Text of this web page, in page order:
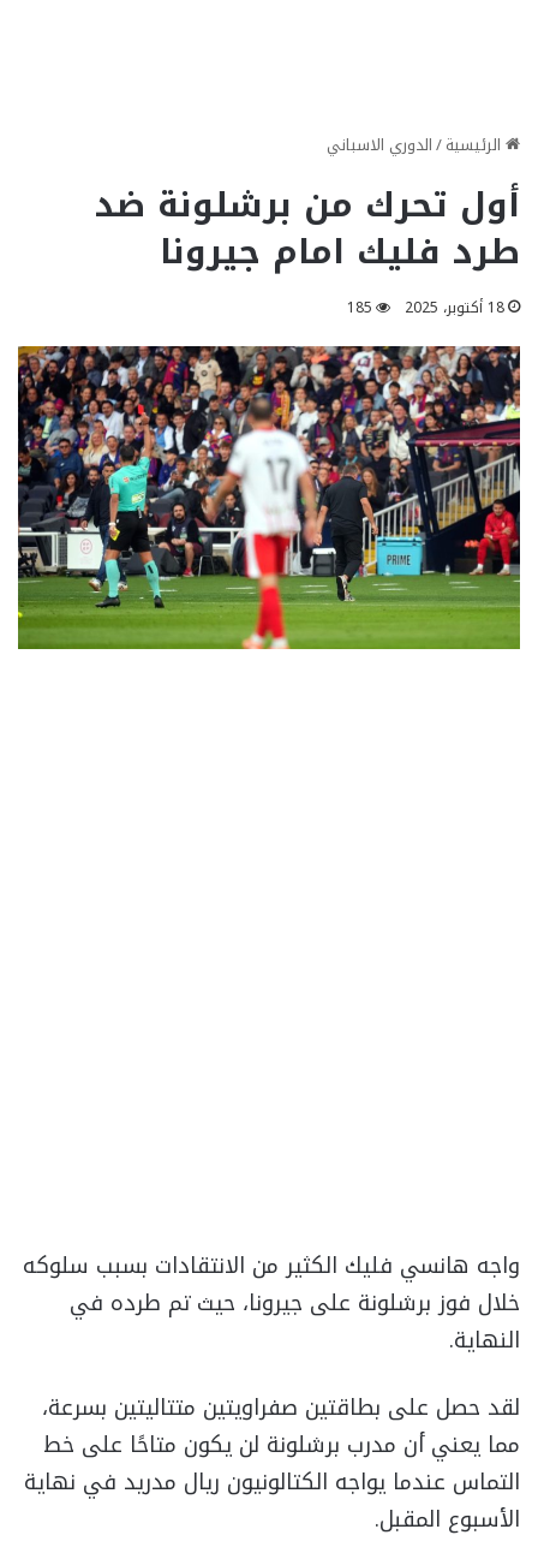
الرئيسية/الدوري الاسباني
أول تحرك من برشلونة ضد
طرد فليك امام جيرونا
18 أكتوبر، 2025 185
واجه هانسي فليك الكثير من الانتقادات بسبب سلوكه
خلال فوز برشلونة على جيرونا، حيث تم طرده في
النهاية.
لقد حصل على بطاقتين صفراويتين متتاليتين بسرعة،
مما يعني أن مدرب برشلونة لن يكون متاحًا على خط
التماس عندما يواجه الكتالونيون ريال مدريد في نهاية
الأسبوع المقبل.